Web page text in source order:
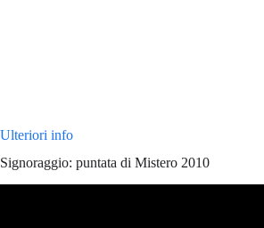
Ulteriori info
Signoraggio: puntata di Mistero 2010